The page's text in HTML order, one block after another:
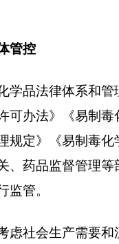
管控
学品法律体系和
可办法》《易制
规定》《易制毒
、药品监督管理
监管。
社会生产需要和